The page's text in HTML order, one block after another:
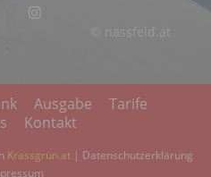
© nassfeld.at
Ausgabe
Tarife
Kontakt
Krassgrün.at | Datenschutzerklärung